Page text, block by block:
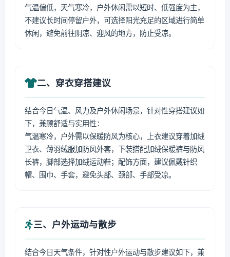
气温偏低，天气寒冷，户外休闲需以短时、低强度为主，
不建议长时间停留户外，可选择阳光充足的区域进行简单
休闲，避免前往阴凉、迎风的地方，防止受凉。
二、穿衣穿搭建议
结合今日气温、风力及户外休闲场景，针对性穿搭建议如
下，兼顾舒适与实用性：
气温寒冷，户外需以保暖防风为核心，上衣建议穿着加绒
卫衣、薄羽绒服加防风外套，下装搭配加绒保暖裤与防风
长裤，脚部选择加绒运动鞋；配饰方面，建议佩戴针织
帽、围巾、手套，避免头部、颈部、手部受凉。
三、户外运动与散步
结合今日天气条件，针对性户外运动与散步建议如下，兼